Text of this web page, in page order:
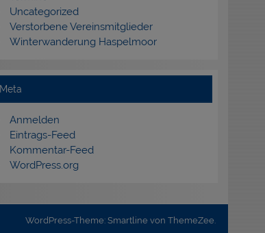
Uncategorized
Verstorbene Vereinsmitglieder
Winterwanderung Haspelmoor
Meta
Anmelden
Eintrags-Feed
Kommentar-Feed
WordPress.org
WordPress-Theme: Smartline von ThemeZee.